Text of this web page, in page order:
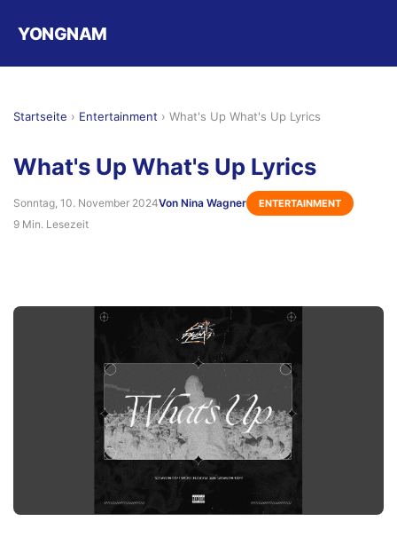
YONGNAM
Startseite › Entertainment › What's Up What's Up Lyrics
What's Up What's Up Lyrics
Sonntag, 10. November 2024Von Nina Wagner ENTERTAINMENT
9 Min. Lesezeit